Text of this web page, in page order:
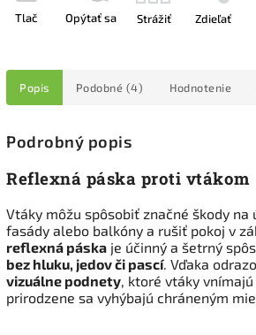
Tlač Opýtať sa Strážiť Zdieľať
Popis Podobné (4) Hodnotenie
Podrobný popis
Reflexná páska proti vtákom
Vtáky môžu spôsobiť značné škody na
fasády alebo balkóny a rušiť pokoj v
reflexná páska je účinný a šetrný
bez hluku, jedov či pascí. Vďaka
vizuálne podnety, ktoré vtáky
prirodzene sa vyhýbajú chráneným